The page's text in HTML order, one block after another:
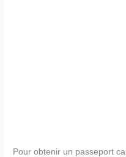
Pour obtenir un passeport